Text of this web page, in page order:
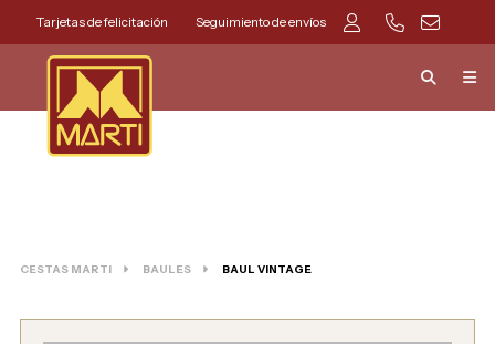
Tarjetas de felicitación Seguimiento de envíos
CESTAS MARTI BAULES BAUL VINTAGE